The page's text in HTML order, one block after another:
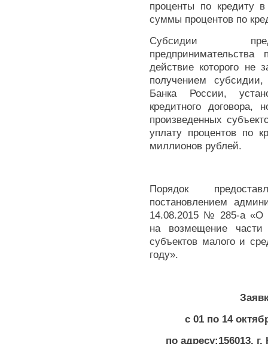
проценты по кредиту
суммы процентов по
Субсидии
действие которого не
получением
Банка России,
кредитного
произведенных
уплату процентов по
миллионов рублей.
Порядок
постановлением
14.08.2015 № 285-а «О
на возмещение части
субъектов малого и
году».
с 01 по 14
по адресу:156013,